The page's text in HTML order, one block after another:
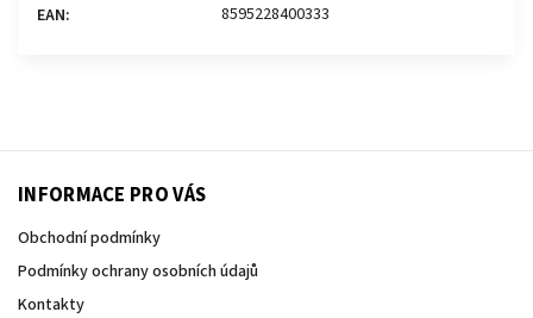
EAN: 8595228400333
INFORMACE PRO VÁS
Obchodní podmínky
Podmínky ochrany osobních údajů
Kontakty